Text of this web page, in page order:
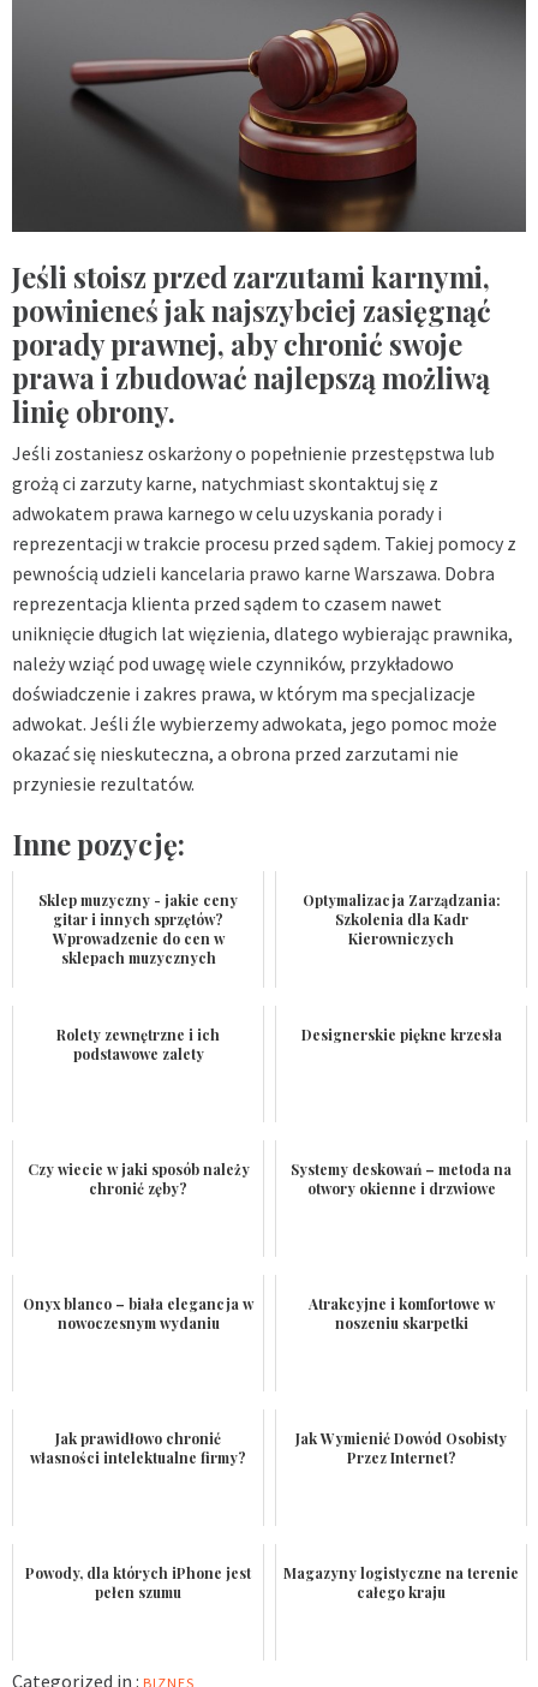
Jeśli stoisz przed zarzutami karnymi,
powinieneś jak najszybciej zasięgnąć
porady prawnej, aby chronić swoje
prawa i zbudować najlepszą możliwą
linię obrony.
Jeśli zostaniesz oskarżony o popełnienie przestępstwa lub
grożą ci zarzuty karne, natychmiast skontaktuj się z
adwokatem prawa karnego w celu uzyskania porady i
reprezentacji w trakcie procesu przed sądem. Takiej pomocy z
pewnością udzieli kancelaria prawo karne Warszawa. Dobra
reprezentacja klienta przed sądem to czasem nawet
uniknięcie długich lat więzienia, dlatego wybierając prawnika,
należy wziąć pod uwagę wiele czynników, przykładowo
doświadczenie i zakres prawa, w którym ma specjalizacje
adwokat. Jeśli źle wybierzemy adwokata, jego pomoc może
okazać się nieskuteczna, a obrona przed zarzutami nie
przyniesie rezultatów.
Inne pozycję:
Sklep muzyczny - jakie ceny
gitar i innych sprzętów?
Wprowadzenie do cen w
sklepach muzycznych
Optymalizacja Zarządzania:
Szkolenia dla Kadr
Kierowniczych
Rolety zewnętrzne i ich
podstawowe zalety
Designerskie piękne krzesła
Czy wiecie w jaki sposób należy
chronić zęby?
Systemy deskowań – metoda na
otwory okienne i drzwiowe
Onyx blanco – biała elegancja w
nowoczesnym wydaniu
Atrakcyjne i komfortowe w
noszeniu skarpetki
Jak prawidłowo chronić
własności intelektualne firmy?
Jak Wymienić Dowód Osobisty
Przez Internet?
Powody, dla których iPhone jest
pełen szumu
Magazyny logistyczne na terenie
całego kraju
Categorized in : BIZNES